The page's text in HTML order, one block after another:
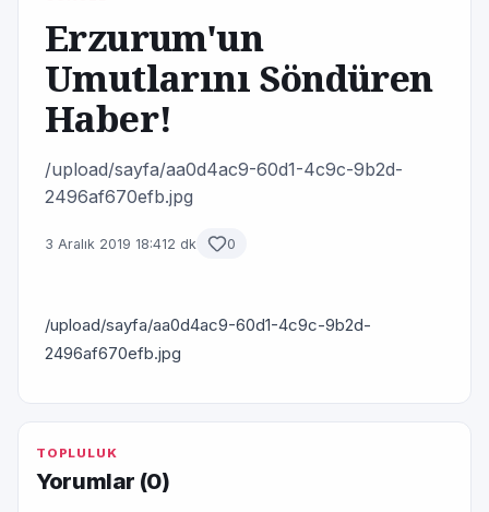
Erzurum'un
Umutlarını Söndüren
Haber!
/upload/sayfa/aa0d4ac9-60d1-4c9c-9b2d-
2496af670efb.jpg
3 Aralık 2019 18:412 dk 0
/upload/sayfa/aa0d4ac9-60d1-4c9c-9b2d-
2496af670efb.jpg
TOPLULUK
Yorumlar (0)